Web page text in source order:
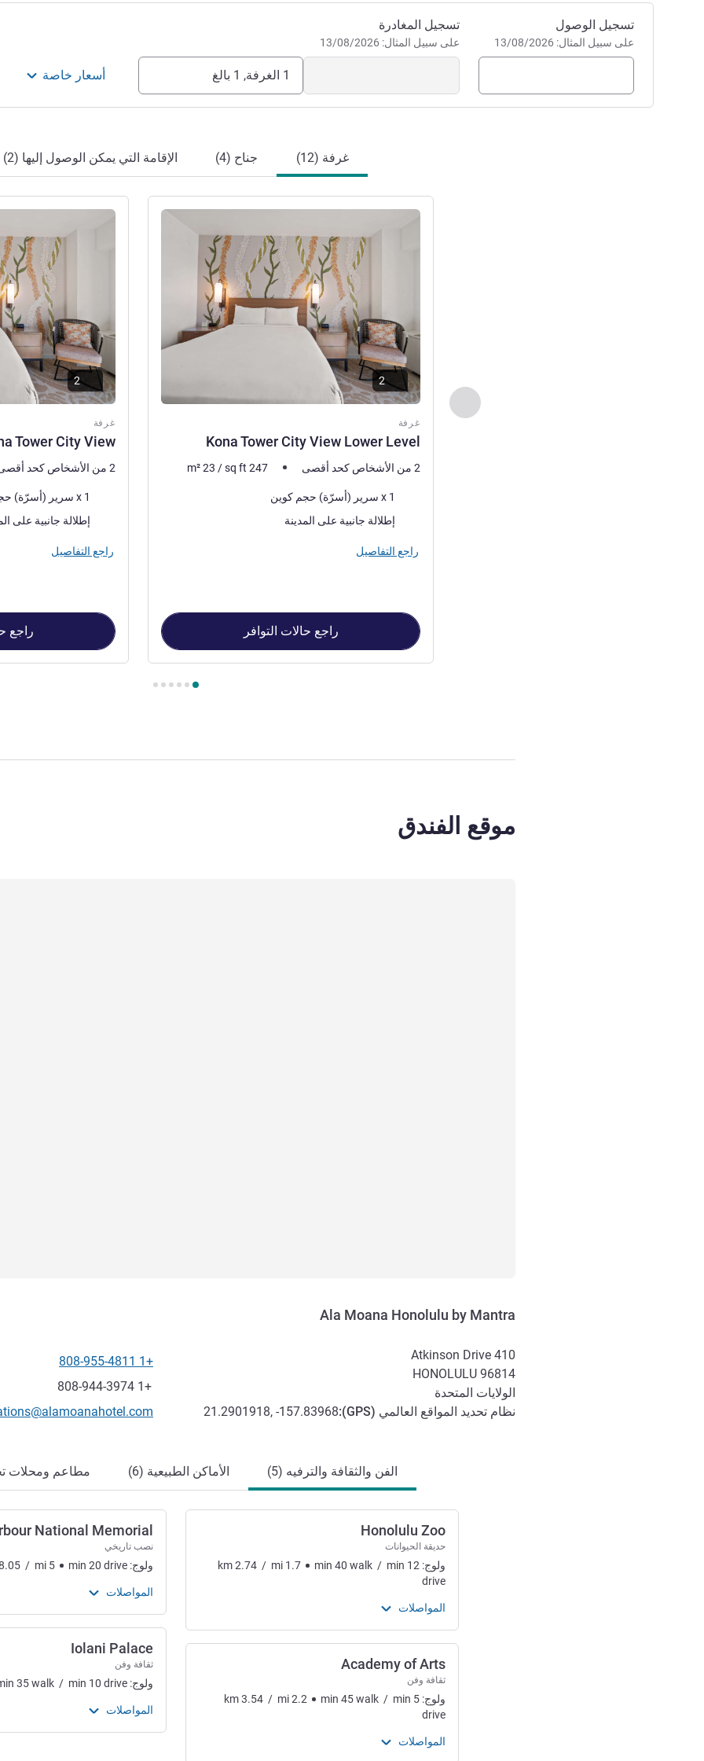
احجز في هذا الفندق
تسجيل الوصول
على سبيل المثال: 13/08/2026
تسجيل المغادرة
على سبيل المثال: 13/08/2026
1 الغرفة, 1 بالغ أسعار خاصة
غرفة (12) جناح (4) الإقامة التي يمكن الوصول إليها (2)
السابق - غرفة
غرفة
Kona Tower City View Lower Level
راجع التفاصيل
2
2 من الأشخاص كحد أقصى m²23 /sq ft 247
فرش السرير
1 x سرير (أسرّة) حجم كوين
المناظر:إطلالة جانبية على المدينة
راجع التفاصيل
راجع حالات التوافر
غرفة
Tower City View
راجع التفاصيل
2
2 من الأشخاص كحد أقصى
فرش السرير
1 x سرير (أسرّة) حجم كوين
المناظر:إطلالة جانبية على
راجع التفاصيل
راجع
موقع الفندق
Ala Moana Honolulu by Mantra
410 Atkinson Drive
96814
HONOLULU
الولايات المتحدة
نظام تحديد المواقع العالمي (GPS
):
21.2901918, -157.83968
الهاتف
+1 808-955-4811
فاكس
+1 808-944-3974
تواصل معنا عبر البريد
الفن والثقافة والترفيه (5) الأماكن الطبيعية (6) مطاعم ومحلات
Honolulu Zoo
حديقة الحيوانات
ولوج: km2.74 / mi 1.7 min 40 walk / min 12
drive
المواصلات
Academy of Arts
ثقافة وفن
ولوج: km3.54 / mi2.2 min 45walk / min 5
drive
المواصلات
National Memorial
نصب تاريخي
ولوج: / mi 5 min 20 drive
المواصلات
Iolani Palace
ثقافة وفن
ولوج: 35walk / min 10 drive
المواصلات